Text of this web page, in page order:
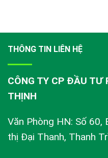
THÔNG TIN LIÊN HỆ
CÔNG TY CP ĐẦU TƯ
THỊNH
Văn Phòng HN: Số 60,
thị Đại Thanh, Thanh